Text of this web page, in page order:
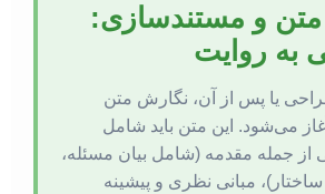
متن و مستندسازی:
به روایت
یا پس از آن، نگارش متن
می‌شود. این متن باید شامل
جمله مقدمه (شامل بیان مسئله،
مبانی نظری و پیشینه